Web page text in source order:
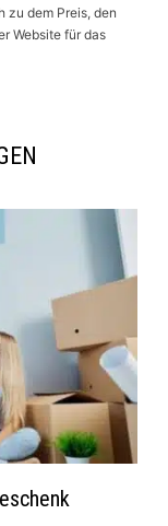
zu dem Preis, den
Website für das